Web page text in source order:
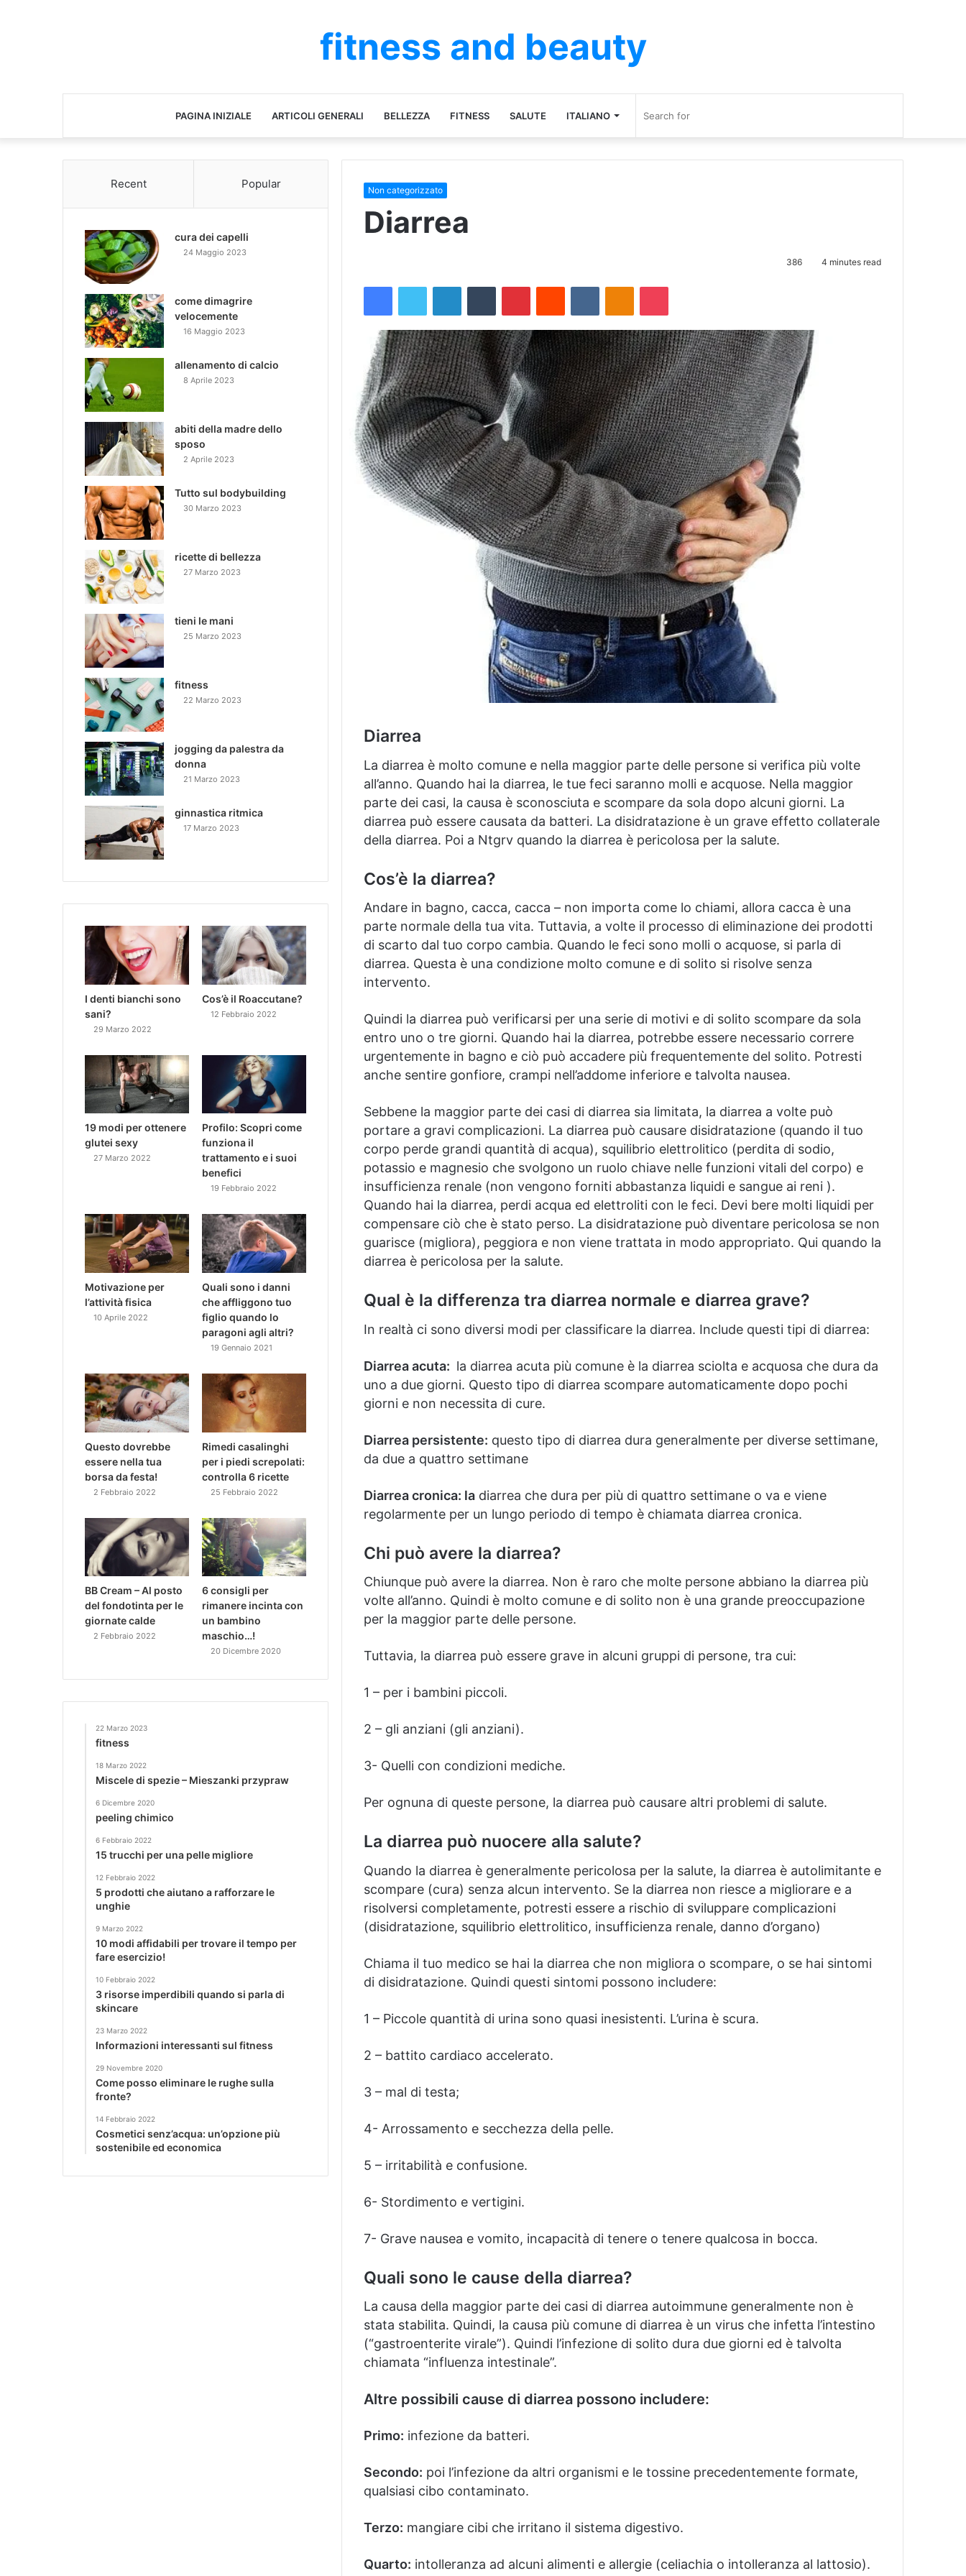
fitness and beauty
PAGINA INIZIALE ARTICOLI GENERALI BELLEZZA FITNESS SALUTE ITALIANO
for
Non categorizzato
Diarrea
386 4 minutes read
FacebookTwitter LinkedInTumblr PinterestReddit VKontakteOdnoklassniki
Pocket
Diarrea
La diarrea è molto comune e nella maggior parte delle persone si verifica più volte
all’anno. Quando hai la diarrea, le tue feci saranno molli e acquose. Nella maggior
parte dei casi, la causa è sconosciuta e scompare da sola dopo alcuni giorni. La
diarrea può essere causata da batteri. La disidratazione è un grave effetto collaterale
della diarrea. Poi a Ntgrv quando la diarrea è pericolosa per la salute.
Cos’è la diarrea?
Andare in bagno, cacca, cacca – non importa come lo chiami, allora cacca è una
parte normale della tua vita. Tuttavia, a volte il processo di eliminazione dei prodotti
di scarto dal tuo corpo cambia. Quando le feci sono molli o acquose, si parla di
diarrea. Questa è una condizione molto comune e di solito si risolve senza
intervento.
Quindi la diarrea può verificarsi per una serie di motivi e di solito scompare da sola
entro uno o tre giorni. Quando hai la diarrea, potrebbe essere necessario correre
urgentemente in bagno e ciò può accadere più frequentemente del solito. Potresti
anche sentire gonfiore, crampi nell’addome inferiore e talvolta nausea.
Sebbene la maggior parte dei casi di diarrea sia limitata, la diarrea a volte può
portare a gravi complicazioni. La diarrea può causare disidratazione (quando il tuo
corpo perde grandi quantità di acqua), squilibrio elettrolitico (perdita di sodio,
potassio e magnesio che svolgono un ruolo chiave nelle funzioni vitali del corpo) e
insufficienza renale (non vengono forniti abbastanza liquidi e sangue ai reni ).
Quando hai la diarrea, perdi acqua ed elettroliti con le feci. Devi bere molti liquidi per
compensare ciò che è stato perso. La disidratazione può diventare pericolosa se non
guarisce (migliora), peggiora e non viene trattata in modo appropriato. Qui quando la
diarrea è pericolosa per la salute.
Qual è la differenza tra diarrea normale e diarrea grave?
In realtà ci sono diversi modi per classificare la diarrea. Include questi tipi di diarrea:
Diarrea acuta: la diarrea acuta più comune è la diarrea sciolta e acquosa che dura da
uno a due giorni. Questo tipo di diarrea scompare automaticamente dopo pochi
giorni e non necessita di cure.
Diarrea persistente: questo tipo di diarrea dura generalmente per diverse settimane,
da due a quattro settimane
Diarrea cronica: la diarrea che dura per più di quattro settimane o va e viene
regolarmente per un lungo periodo di tempo è chiamata diarrea cronica.
Chi può avere la diarrea?
Chiunque può avere la diarrea. Non è raro che molte persone abbiano la diarrea più
volte all’anno. Quindi è molto comune e di solito non è una grande preoccupazione
per la maggior parte delle persone.
Tuttavia, la diarrea può essere grave in alcuni gruppi di persone, tra cui:
1 – per i bambini piccoli.
2 – gli anziani (gli anziani).
3- Quelli con condizioni mediche.
Per ognuna di queste persone, la diarrea può causare altri problemi di salute.
La diarrea può nuocere alla salute?
Quando la diarrea è generalmente pericolosa per la salute, la diarrea è autolimitante e
scompare (cura) senza alcun intervento. Se la diarrea non riesce a migliorare e a
risolversi completamente, potresti essere a rischio di sviluppare complicazioni
(disidratazione, squilibrio elettrolitico, insufficienza renale, danno d’organo)
Chiama il tuo medico se hai la diarrea che non migliora o scompare, o se hai sintomi
di disidratazione. Quindi questi sintomi possono includere:
1 – Piccole quantità di urina sono quasi inesistenti. L’urina è scura.
2 – battito cardiaco accelerato.
3 – mal di testa;
4- Arrossamento e secchezza della pelle.
5 – irritabilità e confusione.
6- Stordimento e vertigini.
7- Grave nausea e vomito, incapacità di tenere o tenere qualcosa in bocca.
Quali sono le cause della diarrea?
La causa della maggior parte dei casi di diarrea autoimmune generalmente non è
stata stabilita. Quindi, la causa più comune di diarrea è un virus che infetta l’intestino
(“gastroenterite virale”). Quindi l’infezione di solito dura due giorni ed è talvolta
chiamata “influenza intestinale”.
Altre possibili cause di diarrea possono includere:
Primo: infezione da batteri.
Secondo: poi l’infezione da altri organismi e le tossine precedentemente formate,
qualsiasi cibo contaminato.
Terzo: mangiare cibi che irritano il sistema digestivo.
Quarto: intolleranza ad alcuni alimenti e allergie (celiachia o intolleranza al lattosio).
Recent Popular
cura dei capelli
24 Maggio 2023
come dimagrire
velocemente
16 Maggio 2023
allenamento di calcio
8 Aprile 2023
abiti della madre dello
sposo
2 Aprile 2023
Tutto sul bodybuilding
30 Marzo 2023
ricette di bellezza
27 Marzo 2023
tieni le mani
25 Marzo 2023
fitness
22 Marzo 2023
jogging da palestra da
donna
21 Marzo 2023
ginnastica ritmica
17 Marzo 2023
I denti bianchi sono
sani?
29 Marzo 2022
Cos’è il Roaccutane?
12 Febbraio 2022
19 modi per ottenere
glutei sexy
27 Marzo 2022
Profilo: Scopri come
funziona il
trattamento e i suoi
benefici
19 Febbraio 2022
Motivazione per
l’attività fisica
10 Aprile 2022
Quali sono i danni
che affliggono tuo
figlio quando lo
paragoni agli altri?
19 Gennaio 2021
Questo dovrebbe
essere nella tua
borsa da festa!
2 Febbraio 2022
Rimedi casalinghi
per i piedi screpolati:
controlla 6 ricette
25 Febbraio 2022
BB Cream – Al posto
del fondotinta per le
giornate calde
2 Febbraio 2022
6 consigli per
rimanere incinta con
un bambino
maschio…!
20 Dicembre 2020
22 Marzo 2023
fitness
18 Marzo 2022
Miscele di spezie – Mieszanki przypraw
6 Dicembre 2020
peeling chimico
6 Febbraio 2022
15 trucchi per una pelle migliore
12 Febbraio 2022
5 prodotti che aiutano a rafforzare le
unghie
9 Marzo 2022
10 modi affidabili per trovare il tempo per
fare esercizio!
10 Febbraio 2022
3 risorse imperdibili quando si parla di
skincare
23 Marzo 2022
Informazioni interessanti sul fitness
29 Novembre 2020
Come posso eliminare le rughe sulla
fronte?
14 Febbraio 2022
Cosmetici senz’acqua: un’opzione più
sostenibile ed economica